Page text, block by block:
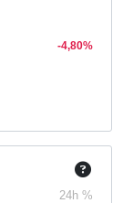
-4,80%
24h %